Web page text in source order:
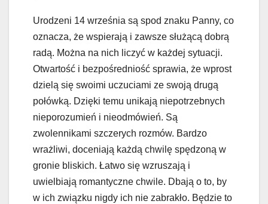
Urodzeni 14 września są spod znaku Panny, co
oznacza, że wspierają i zawsze służącą dobrą
radą. Można na nich liczyć w każdej sytuacji.
Otwartość i bezpośredniość sprawia, że wprost
dzielą się swoimi uczuciami ze swoją drugą
połówką. Dzięki temu unikają niepotrzebnych
nieporozumień i nieodmówień. Są
zwolennikami szczerych rozmów. Bardzo
wrażliwi, doceniają każdą chwilę spędzoną w
gronie bliskich. Łatwo się wzruszają i
uwielbiają romantyczne chwile. Dbają o to, by
w ich związku nigdy ich nie zabrakło. Będzie to